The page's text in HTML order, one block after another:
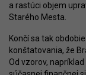
a rastúci objem
Starého Mesta.
Končí sa tak
konštatovania, že
Od vzorov,